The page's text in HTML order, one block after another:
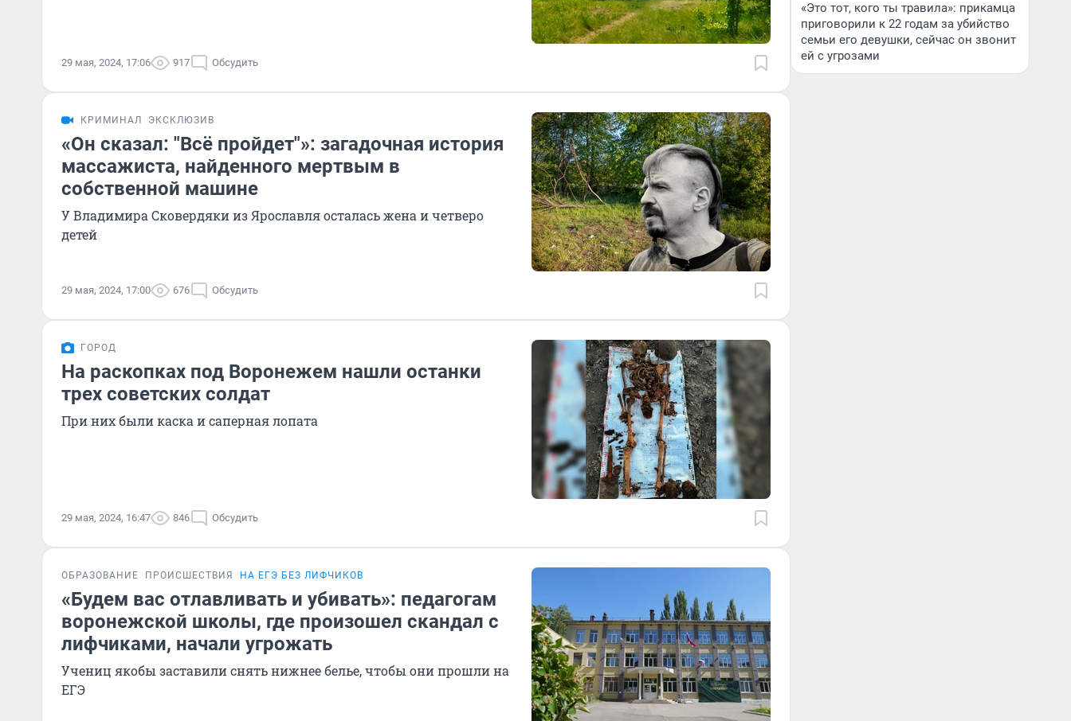
29 мая, 2024, 17:06 917 Обсудить
КРИМИНАЛ ЭКСКЛЮЗИВ
«Он сказал: "Всё пройдет"»: загадочная история
массажиста, найденного мертвым в
собственной машине
У Владимира Сковердяки из Ярославля осталась жена и четверо
детей
29 мая, 2024, 17:00 676 Обсудить
ГОРОД
На раскопках под Воронежем нашли останки
трех советских солдат
При них были каска и саперная лопата
29 мая, 2024, 16:47 846 Обсудить
ОБРАЗОВАНИЕ ПРОИСШЕСТВИЯ НА ЕГЭ БЕЗ ЛИФЧИКОВ
«Будем вас отлавливать и убивать»: педагогам
воронежской школы, где произошел скандал с
лифчиками, начали угрожать
Учениц якобы заставили снять нижнее белье, чтобы они прошли на
ЕГЭ
«Это тот, кого ты травила»: прикамца
приговорили к 22 годам за убийство
семьи его девушки, сейчас он звонит
ей с угрозами